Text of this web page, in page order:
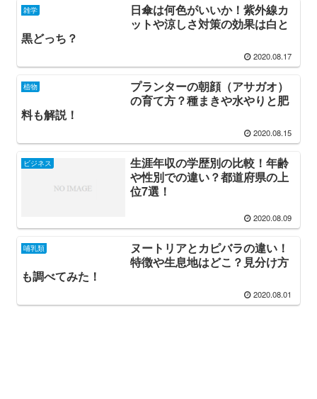
雑学
日傘は何色がいいか！紫外線カ
ットや涼しさ対策の効果は白と
黒どっち？
2020.08.17
植物
プランターの朝顔（アサガオ）
の育て方？種まきや水やりと肥
料も解説！
2020.08.15
ビジネス
生涯年収の学歴別の比較！年齢
や性別での違い？都道府県の上
位7選！
2020.08.09
哺乳類
ヌートリアとカピバラの違い！
特徴や生息地はどこ？見分け方
も調べてみた！
2020.08.01